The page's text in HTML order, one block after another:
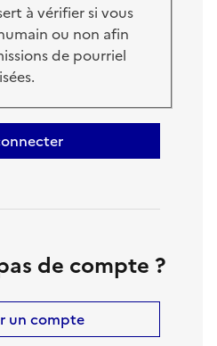
à vérifier si vous
ou non afin
de pourriel
de compte ?
un compte